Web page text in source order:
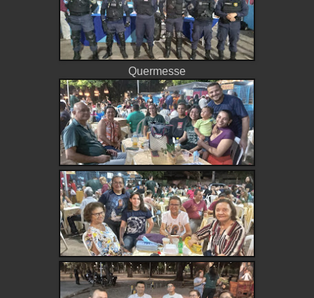
Quermesse